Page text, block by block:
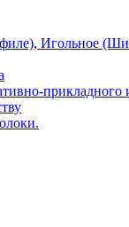
Игольное
прикладного